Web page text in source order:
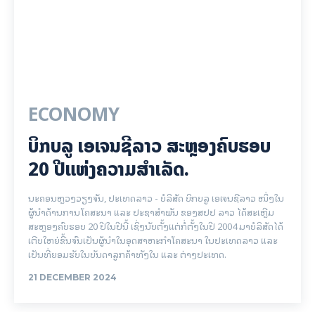
ECONOMY
ບິກບລູ ເອເຈນຊີລາວ ສະຫຼອງຄົບຮອບ
20 ປີແຫ່ງຄວາມສຳເລັດ.
ນະຄອນຫຼວງວຽງຈັນ, ປະເທດລາວ - ບໍລິສັດ ບິກບລູ ເອເຈນຊີລາວ ໜຶ່ງໃນ
ຜູ້ນຳດ້ານການໂຄສະນາ ແລະ ປະຊາສຳພັນ ຂອງສປປ ລາວ ໄດ້ສະເຫຼີມ
ສະຫຼອງຄົບຮອບ 20 ປີໃນປີນີ້ ເຊິ່ງນັບຕັ້ງແຕ່ກໍ່ຕັ້ງໃນປີ 2004 ມາບໍລິສັດໄດ້
ເຕີບໃຫຍ່ຂື້ນຈົນເປັນຜູ້ນຳໃນອຸດສາຫະກຳໂຄສະນາ ໃນປະເທດລາວ ແລະ
ເປັນທີ່ຍອມຮັບໃນບັນດາລູກຄ້າທັງໃນ ແລະ ຕ່າງປະເທດ.
21 DECEMBER 2024